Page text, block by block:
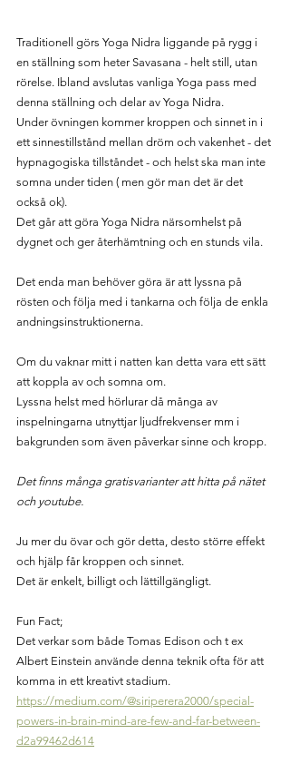
Traditionell görs Yoga Nidra liggande på rygg i
en ställning som heter Savasana - helt still, utan
rörelse. Ibland avslutas vanliga Yoga pass med
denna ställning och delar av Yoga Nidra.
Under övningen kommer kroppen och sinnet in i
ett sinnestillstånd mellan dröm och vakenhet - det
hypnagogiska tillståndet - och helst ska man inte
somna under tiden ( men gör man det är det
också ok).
Det går att göra Yoga Nidra närsomhelst på
dygnet och ger återhämtning och en stunds vila.
Det enda man behöver göra är att lyssna på
rösten och följa med i tankarna och följa de enkla
andningsinstruktionerna.
Om du vaknar mitt i natten kan detta vara ett sätt
att koppla av och somna om.
Lyssna helst med hörlurar då många av
inspelningarna utnyttjar ljudfrekvenser mm i
bakgrunden som även påverkar sinne och kropp.
Det finns många gratisvarianter att hitta på nätet
och youtube.
Ju mer du övar och gör detta, desto större effekt
och hjälp får kroppen och sinnet.
Det är enkelt, billigt och lättillgängligt.
Fun Fact;
Det verkar som både Tomas Edison och t ex
Albert Einstein använde denna teknik ofta för att
komma in ett kreativt stadium.
https://medium.com/@siriperera2000/special-
powers-in-brain-mind-are-few-and-far-between-
d2a99462d614